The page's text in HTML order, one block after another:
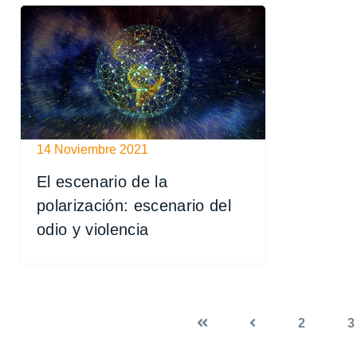
14 Noviembre 2021
El escenario de la
polarización: escenario del
odio y violencia
2 3